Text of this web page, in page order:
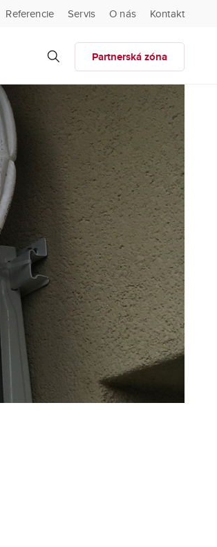
Referencie Servis O nás Kontakt
Partnerská zóna